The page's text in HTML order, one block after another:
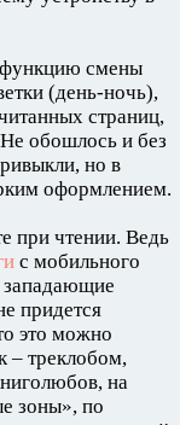
функцию смены
(день-ночь),
страниц,
обошлось и без
но в
оформлением.
при чтении. Ведь
с мобильного
западающие
придется
это можно
– треклобом,
на
зоны», по